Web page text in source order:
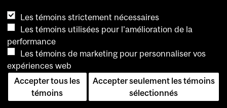
Accessibilité
Confidentialité
Avis sur les témoins
Pour nous joindre
Les témoins strictement nécessaires
Les témoins utilisées pour l'amélioration de la
performance
Les témoins de marketing pour personnaliser vos
expériences web
Accepter tous les
témoins
Accepter seulement les témoins
sélectionnés